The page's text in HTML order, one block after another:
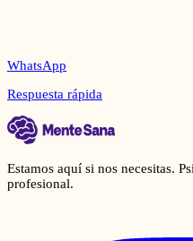
WhatsApp
Respuesta rápida
Estamos aquí si nos necesitas.
profesional.